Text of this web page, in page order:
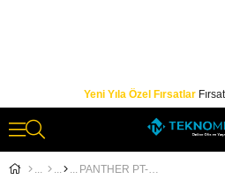
Yeni Yıla Özel Fırsatlar
PANTHER PT-893 KARIŞIK RENK GECE LAMBASI (KARE)